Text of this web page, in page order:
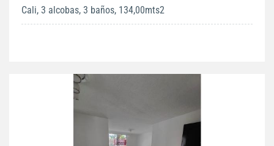
Cali, 3 alcobas, 3 baños, 134,00mts2